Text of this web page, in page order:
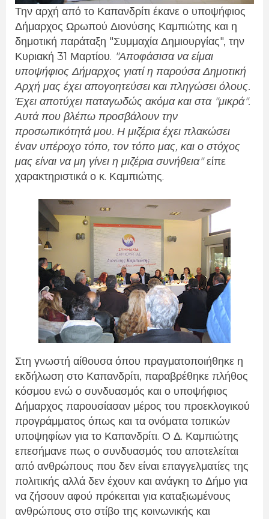
Την αρχή από το Καπανδρίτι έκανε ο υποψήφιος
Δήμαρχος Ωρωπού Διονύσης Καμπιώτης και η
δημοτική παράταξη "Συμμαχία Δημιουργίας", την
Κυριακή 31 Μαρτίου. "Αποφάσισα να είμαι
υποψήφιος Δήμαρχος γιατί η παρούσα Δημοτική
Αρχή μας έχει απογοητεύσει και πληγώσει όλους.
Έχει αποτύχει παταγωδώς ακόμα και στα "μικρά".
Αυτά που βλέπω προσβάλουν την
προσωπικότητά μου. Η μιζέρια έχει πλακώσει
έναν υπέροχο τόπο, τον τόπο μας, και ο στόχος
μας είναι να μη γίνει η μιζέρια συνήθεια"είπε
χαρακτηριστικά ο κ. Καμπιώτης.
Στη γνωστή αίθουσα όπου πραγματοποιήθηκε η
εκδήλωση στο Καπανδρίτι, παραβρέθηκε πλήθος
κόσμου ενώ ο συνδυασμός και ο υποψήφιος
Δήμαρχος παρουσίασαν μέρος του προεκλογικού
προγράμματος όπως και τα ονόματα τοπικών
υποψηφίων για το Καπανδρίτι. Ο Δ. Καμπιώτης
επεσήμανε πως ο συνδυασμός του αποτελείται
από ανθρώπους που δεν είναι επαγγελματίες της
πολιτικής αλλά δεν έχουν και ανάγκη το Δήμο για
να ζήσουν αφού πρόκειται για καταξιωμένους
ανθρώπους στο στίβο της κοινωνικής και